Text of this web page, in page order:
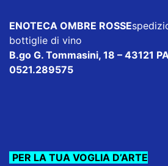
ENOTECA OMBRE ROSSE
bottiglie di vino
B.go G. Tommasini, 18 – 43121
0521.289575
PER LA TUA VOGLIA D’ARTE